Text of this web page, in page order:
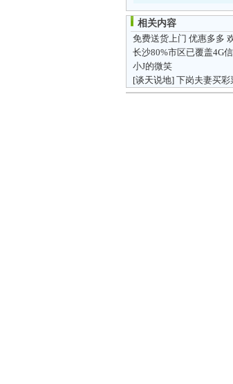
相关内容
免费送货上门 优惠多多
小J的微笑
[谈天说地] 下岗夫妻买彩